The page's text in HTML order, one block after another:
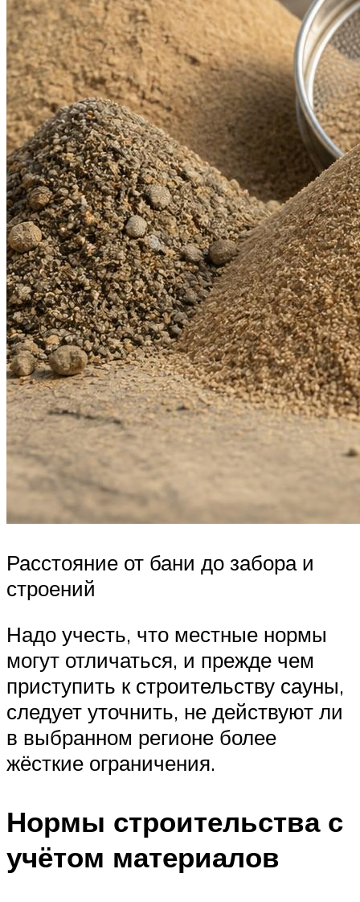
Расстояние от бани до забора и
строений
Надо учесть, что местные нормы
могут отличаться, и прежде чем
приступить к строительству сауны,
следует уточнить, не действуют ли
в выбранном регионе более
жёсткие ограничения.
Нормы строительства с
учётом материалов